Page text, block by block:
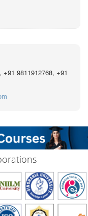
9811912768, +91